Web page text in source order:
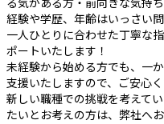
経験や学歴、年齢はいっさい問
一人ひとりに合わせた丁寧な
ポートいたします！
未経験から始める方でも、一
支援いたしますので、ご安心く
新しい職種での挑戦を考えて
たいとお考えの方は、弊社へ